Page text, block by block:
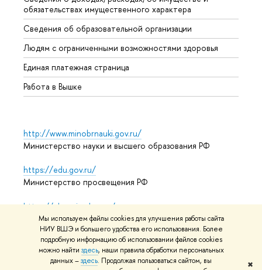
Мы используем файлы cookies для улучшения работы сайта
НИУ ВШЭ и большего удобства его использования. Более
подробную информацию об использовании файлов cookies
можно найти здесь, наши правила обработки персональных
данных –здесь. Продолжая пользоваться сайтом, вы
✖
обязательствах имущественного характера
Сведения об образовательной организации
Людям с ограниченными возможностями здоровья
Единая платежная страница
Работа в Вышке
http://www.minobrnauki.gov.ru/
Министерство науки и высшего образования РФ
https://edu.gov.ru/
Министерство просвещения РФ
https://elearning.hse.ru/mooc
Массовые открытые онлайн-курсы
© НИУ ВШЭ 1993–2026 Адреса и контактыУсловия